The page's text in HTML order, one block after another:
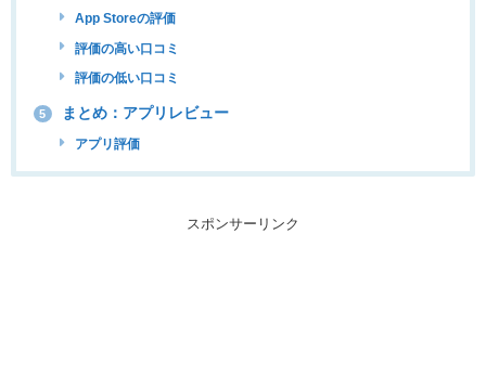
App Storeの評価
評価の高い口コミ
評価の低い口コミ
5 まとめ：アプリレビュー
アプリ評価
スポンサーリンク